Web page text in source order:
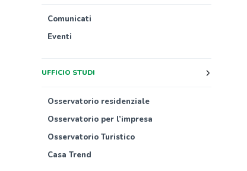
Comunicati
Eventi
UFFICIO STUDI
Osservatorio residenziale
Osservatorio per l’impresa
Osservatorio Turistico
Casa Trend